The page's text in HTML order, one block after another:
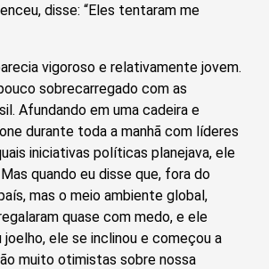
disse: “Eles tentaram me
vigoroso e relativamente jovem.
sobrecarregado com as
Afundando em uma cadeira e
durante toda a manhã com líderes
iniciativas políticas planejava, ele
quando eu disse que, fora do
mas o meio ambiente global,
quase com medo, e ele
joelho, ele se inclinou e começou a
muito otimistas sobre nossa